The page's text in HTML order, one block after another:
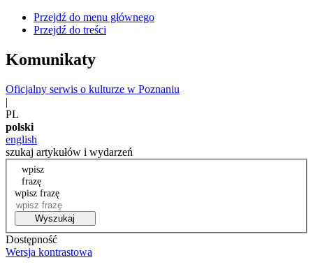
Przejdź do menu głównego
Przejdź do treści
Komunikaty
Oficjalny serwis o kulturze w Poznaniu
|
PL
polski
english
szukaj artykułów i wydarzeń
wpisz
frazę
wpisz frazę
Wyszukaj
Dostępność
Wersja kontrastowa